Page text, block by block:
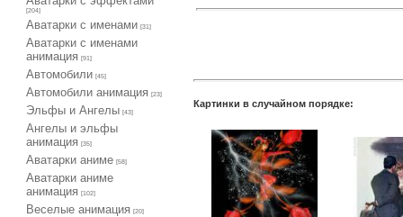
[204]
Аватарки с именами [31]
Аватарки с именами
анимация
[91]
Автомобили [45]
Автомобили анимация [23]
Эльфы и Ангелы [43]
Ангелы и эльфы
анимация
[35]
Аватарки аниме [58]
Аватарки аниме
анимация
[102]
Веселые анимация [20]
Картинки в случайном порядке: